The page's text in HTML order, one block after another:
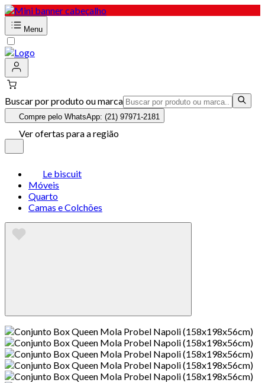
Menu
Buscar por produto ou marca
Compre pelo WhatsApp: (21) 97971-2181
Ver ofertas para a região
Le biscuit
Móveis
Quarto
Camas e Colchões